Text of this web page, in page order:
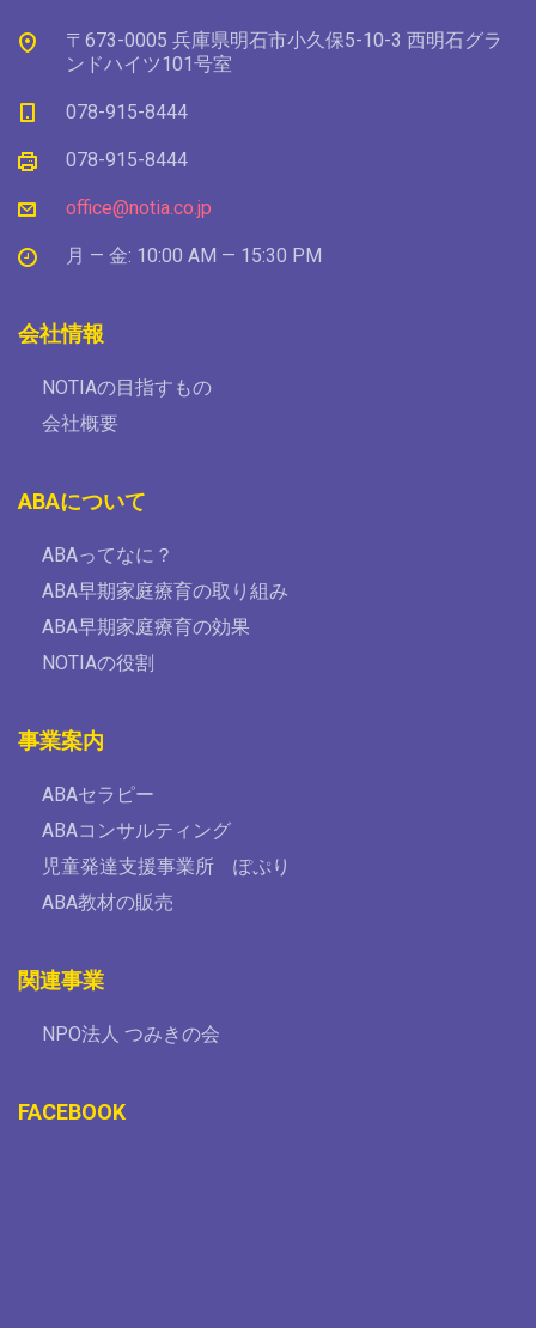
〒673-0005 兵庫県明石市小久保5-10-3 西明石グラ
ンドハイツ101号室
078-915-8444
078-915-8444
office@notia.co.jp
月 — 金: 10:00 AM — 15:30 PM
会社情報
NOTIAの目指すもの
会社概要
ABAについて
ABAってなに？
ABA早期家庭療育の取り組み
ABA早期家庭療育の効果
NOTIAの役割
事業案内
ABAセラピー
ABAコンサルティング
児童発達支援事業所 ぽぷり
ABA教材の販売
関連事業
NPO法人 つみきの会
FACEBOOK